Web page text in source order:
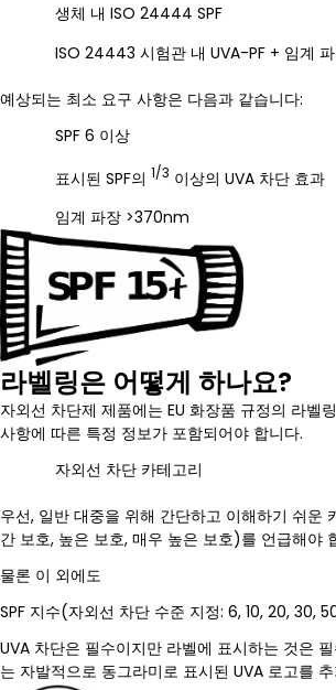
생체 내 ISO 24444 SPF
ISO 24443 시험관 내 UVA-PF + 임계
예상되는 최소 요구 사항은 다음과 같습니다:
SPF 6 이상
표시된 SPF의 1/3 이상의 UVA 차단 효과
임계 파장 >370nm
라벨링은 어떻게 하나요?
자외선 차단제 제품에는 EU 화장품 규정의 라벨
사항에 따른 특정 정보가 포함되어야 합니다.
자외선 차단 카테고리
우선, 일반 대중을 위해 간단하고 이해하기 쉬운
간 보호, 높은 보호, 매우 높은 보호)를 언급해야
물론 이 외에도
SPF 지수(자외선 차단 수준 지정: 6, 10, 20, 30,
UVA 차단은 필수이지만 라벨에 표시하는 것은
는 자발적으로 동그라미로 표시된 UVA 로고를